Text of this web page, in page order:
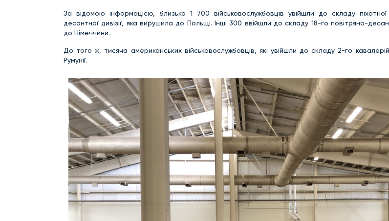
За відомою інформацією, близько 1 700 військовослужбовців увійшли до складу
десантної дивізії, яка вирушила до Польщі. Інші 300 ввійшли до складу 18-го повітряно-
до Німеччини.
До того ж, тисяча американських військовослужбовців, які увійшли до складу 2-го
Румунії.